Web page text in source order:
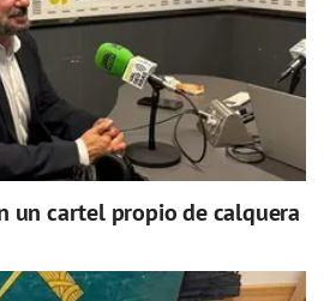
un cartel propio de calquera